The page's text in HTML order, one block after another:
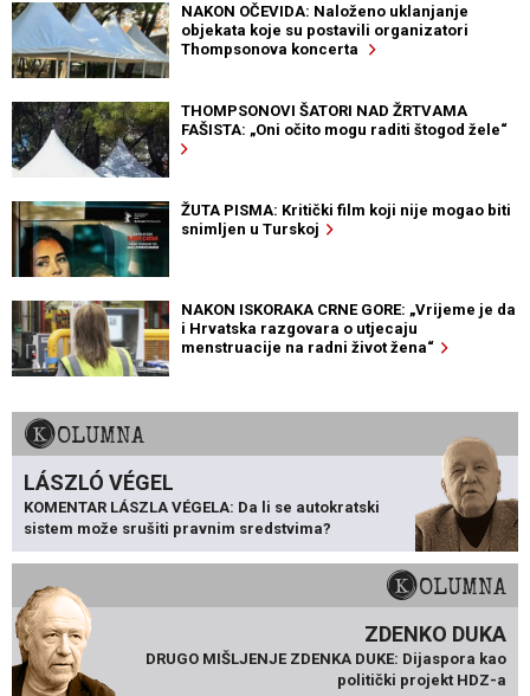
NAKON OČEVIDA: Naloženo uklanjanje
objekata koje su postavili organizatori
Thompsonova koncerta
THOMPSONOVI ŠATORI NAD ŽRTVAMA
FAŠISTA: „Oni očito mogu raditi štogod žele“
ŽUTA PISMA: Kritički film koji nije mogao biti
snimljen u Turskoj
NAKON ISKORAKA CRNE GORE: „Vrijeme je da
i Hrvatska razgovara o utjecaju
menstruacije na radni život žena“
KOLUMNA
LÁSZLÓ VÉGEL
KOMENTAR LÁSZLA VÉGELA: Da li se autokratski
sistem može srušiti pravnim sredstvima?
KOLUMNA
ZDENKO DUKA
DRUGO MIŠLJENJE ZDENKA DUKE: Dijaspora kao
politički projekt HDZ-a